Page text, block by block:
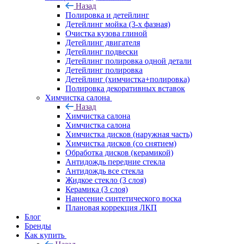
Назад
Полировка и детейлинг
Детейлинг мойка (3-х фазная)
Очистка кузова глиной
Детейлинг двигателя
Детейлинг подвески
Детейлинг полировка одной детали
Детейлинг полировка
Детейлинг (химчистка+полировка)
Полировка декоративных вставок
Химчистка салона
Назад
Химчистка салона
Химчистка салона
Химчистка дисков (наружная часть)
Химчистка дисков (со снятием)
Обработка дисков (керамикой)
Антидождь передние стекла
Антидождь все стекла
Жидкое стекло (3 слоя)
Керамика (3 слоя)
Нанесение синтетического воска
Плановая коррекция ЛКП
Блог
Бренды
Как купить